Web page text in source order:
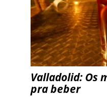
Valladolid: Os
pra beber